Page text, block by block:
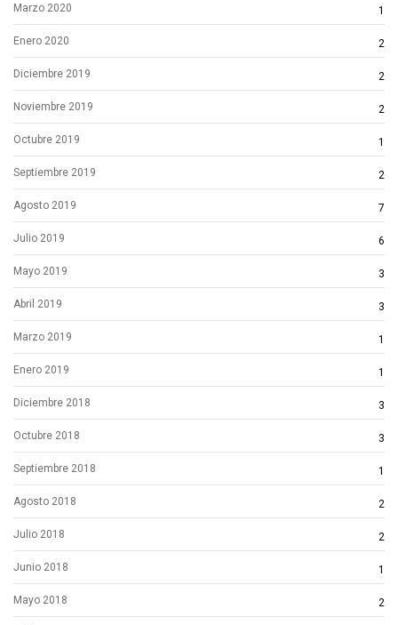
Marzo 2020 1
Enero 2020 2
Diciembre 2019 2
Noviembre 2019 2
Octubre 2019 1
Septiembre 2019 2
Agosto 2019 7
Julio 2019 6
Mayo 2019 3
Abril 2019 3
Marzo 2019 1
Enero 2019 1
Diciembre 2018 3
Octubre 2018 3
Septiembre 2018 1
Agosto 2018 2
Julio 2018 2
Junio 2018 1
Mayo 2018 2